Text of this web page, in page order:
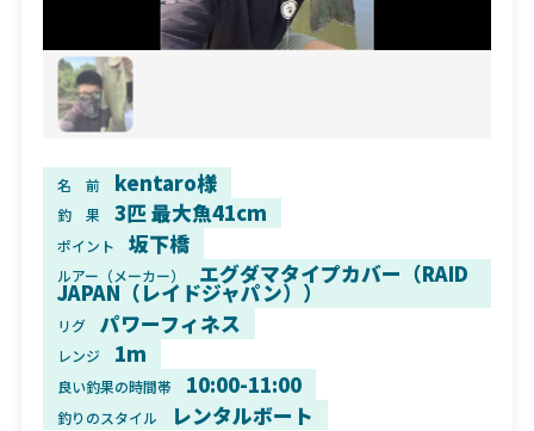
名 前 kentaro様
釣 果 3匹 最大魚41cm
ポイント 坂下橋
ルアー（メーカー） エグダマタイプカバー（RAID
JAPAN（レイドジャパン））
リグ パワーフィネス
レンジ 1m
良い釣果の時間帯 10:00-11:00
釣りのスタイル レンタルボート